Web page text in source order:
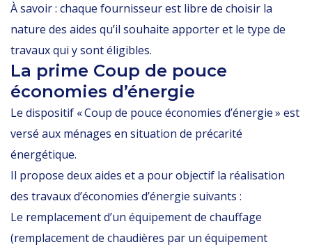
À savoir : chaque fournisseur est libre de choisir la
nature des aides qu’il souhaite apporter et le type de
travaux qui y sont éligibles.
La prime Coup de pouce
économies d’énergie
Le dispositif « Coup de pouce économies d’énergie » est
versé aux ménages en situation de précarité
énergétique.
Il propose deux aides et a pour objectif la réalisation
des travaux d’économies d’énergie suivants :
Le remplacement d’un équipement de chauffage
(remplacement de chaudières par un équipement